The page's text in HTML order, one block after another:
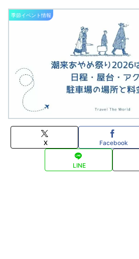
季節イベント情報
X Facebook
LINE